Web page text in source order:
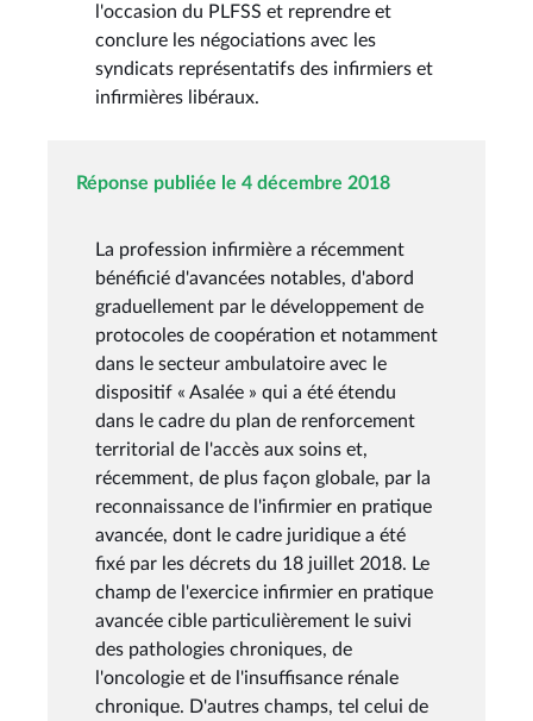
l'occasion du PLFSS et reprendre et
conclure les négociations avec les
syndicats représentatifs des infirmiers et
infirmières libéraux.
Réponse publiée le 4 décembre 2018
La profession infirmière a récemment
bénéficié d'avancées notables, d'abord
graduellement par le développement de
protocoles de coopération et notamment
dans le secteur ambulatoire avec le
dispositif « Asalée » qui a été étendu
dans le cadre du plan de renforcement
territorial de l'accès aux soins et,
récemment, de plus façon globale, par la
reconnaissance de l'infirmier en pratique
avancée, dont le cadre juridique a été
fixé par les décrets du 18 juillet 2018. Le
champ de l'exercice infirmier en pratique
avancée cible particulièrement le suivi
des pathologies chroniques, de
l'oncologie et de l'insuffisance rénale
chronique. D'autres champs, tel celui de